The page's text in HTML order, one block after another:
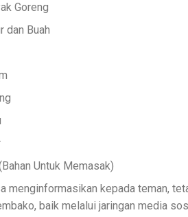
Goreng
dan Buah
Untuk Memasak)
menginformasikan kepada teman,
baik melalui jaringan media